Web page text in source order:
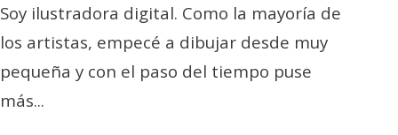
Soy ilustradora digital. Como la mayoría de
los artistas, empecé a dibujar desde muy
pequeña y con el paso del tiempo puse
más...